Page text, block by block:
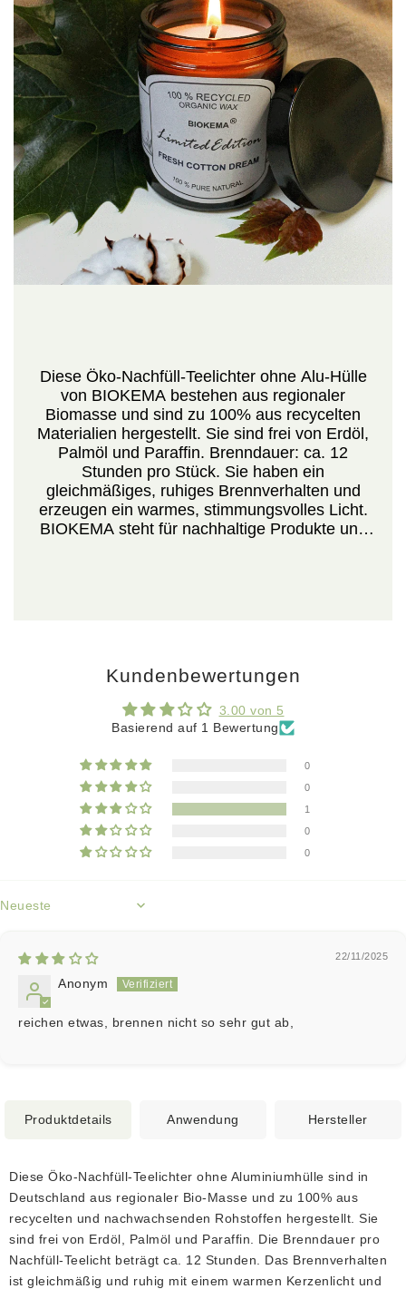
Diese Öko-Nachfüll-Teelichter ohne Alu-Hülle
von BIOKEMA bestehen aus regionaler
Biomasse und sind zu 100% aus recycelten
Materialien hergestellt. Sie sind frei von Erdöl,
Palmöl und Paraffin. Brenndauer: ca. 12
Stunden pro Stück. Sie haben ein
gleichmäßiges, ruhiges Brennverhalten und
erzeugen ein warmes, stimmungsvolles Licht.
BIOKEMA steht für nachhaltige Produkte und
Kundenbewertungen
3.00 von 5
Basierend auf 1 Bewertung
0
0
1
0
0
Sort by
22/11/2025
Anonym
reichen etwas, brennen nicht so sehr gut ab,
Produktdetails Anwendung Hersteller
Diese Öko-Nachfüll-Teelichter ohne Aluminiumhülle sind in
Deutschland aus regionaler Bio-Masse und zu 100% aus
recycelten und nachwachsenden Rohstoffen hergestellt. Sie
sind frei von Erdöl, Palmöl und Paraffin. Die Brenndauer pro
Nachfüll-Teelicht beträgt ca. 12 Stunden. Das Brennverhalten
ist gleichmäßig und ruhig mit einem warmen Kerzenlicht und